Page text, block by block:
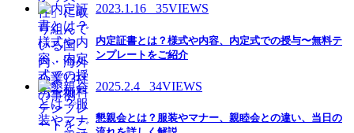
2023.1.16 35VIEWS
内定証書とは？様式や内容、内定式での授与〜無料テ
ンプレートをご紹介
2025.2.4 34VIEWS
懇親会とは？服装やマナー、親睦会との違い、当日の